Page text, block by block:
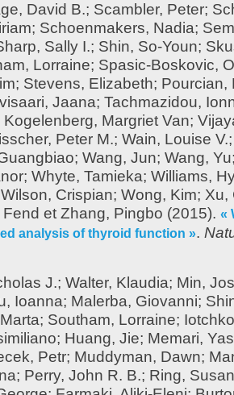
David B.; Scambler, Peter;
; Schoenmakers, Nadia;
Sally I.; Shin, So-Youn;
Lorraine; Spasic-Boskovic,
; Stevens, Elizabeth; Pourcian,
Jaana; Tachmazidou,
Kogelenberg, Margriet Van;
Peter M.; Wain, Louise V.
; Wang, Jun; Wang, Yu
; Whyte, Tamieka; Williams,
Wilson, Crispian; Wong, Kim; Xu,
et Zhang, Pingbo (2015). «
analysis of thyroid function ».
J.; Walter, Klaudia; Min,
Ioanna; Malerba, Giovanni;
; Southam, Lorraine;
; Huang, Jie; Memari,
Petr; Muddyman, Dawn;
; Perry, John R. B.; Ring,